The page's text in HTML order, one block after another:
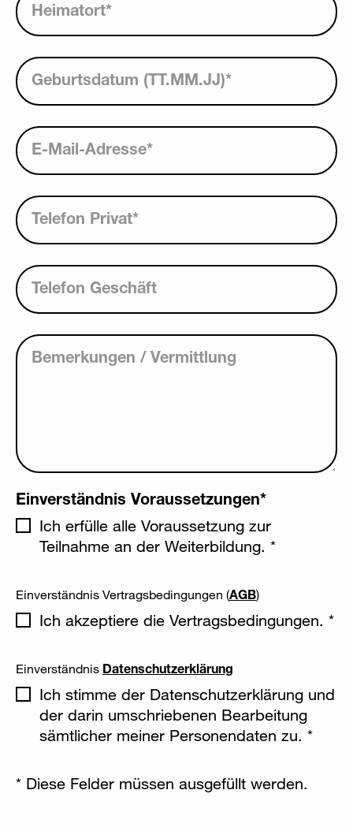
Heimatort*
Geburtsdatum (TT.MM.JJ)*
E-Mail-Adresse*
Telefon Privat*
Telefon Geschäft
Bemerkungen / Vermittlung
Einverständnis Voraussetzungen*
Ich erfülle alle Voraussetzung zur
Teilnahme an der Weiterbildung. *
Einverständnis Vertragsbedingungen (AGB)
Ich akzeptiere die Vertragsbedingungen. *
Einverständnis Datenschutzerklärung
Ich stimme der Datenschutzerklärung und
der darin umschriebenen Bearbeitung
sämtlicher meiner Personendaten zu. *
* Diese Felder müssen ausgefüllt werden.